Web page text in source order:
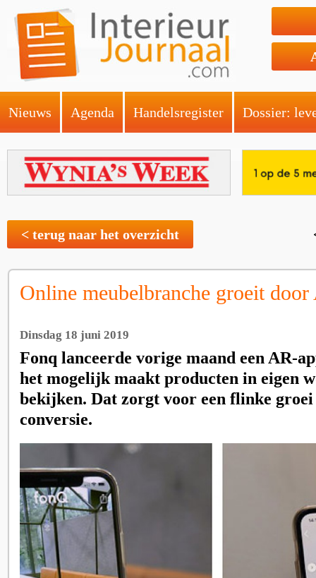
Nieuws Agenda Handelsregister Dossier:
< terug naar het overzicht
Online meubelbranche groeit door
Dinsdag 18 juni 2019
Fonq lanceerde vorige maand een AR-
het mogelijk maakt producten in eigen
bekijken. Dat zorgt voor een flinke
conversie.